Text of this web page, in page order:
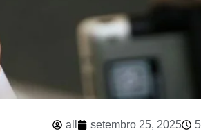
all setembro 25, 2025